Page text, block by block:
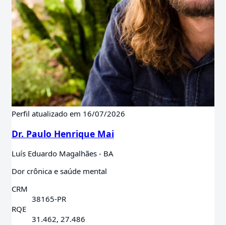
Perfil atualizado em 16/07/2026
Dr. Paulo Henrique Mai
Luís Eduardo Magalhães - BA
Dor crônica e saúde mental
CRM
38165-PR
RQE
31.462, 27.486